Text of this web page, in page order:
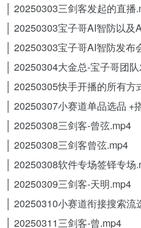
│ 20250303三剑客发起的直播
│ 20250303宝子哥AI智防以
│ 20250303宝子哥AI智防发布
│ 20250304大金总-宝子哥团
│ 20250305快手开播的所有方
│ 20250307小赛道单品选品 +
│ 20250308三剑客-曾弦.mp4
│ 20250308三剑客曾弦.mp4
│ 20250308软件专场签铎专场
│ 20250309三剑客-天明.mp4
│ 20250310小赛道衔接搜索
│ 20250311三剑客-曾.mp4